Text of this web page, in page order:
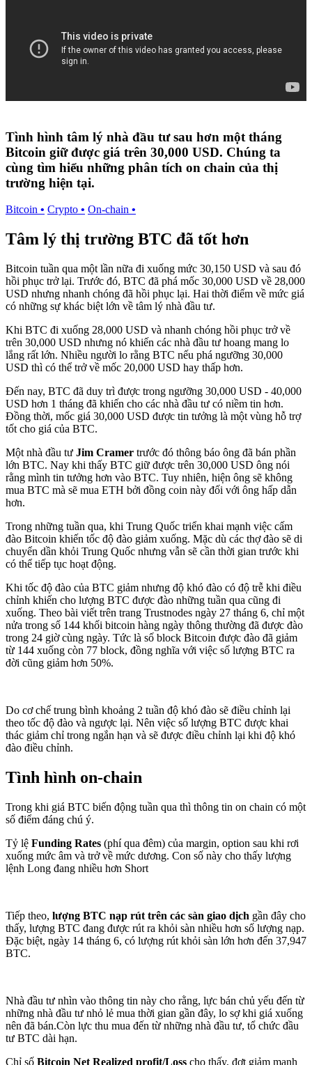
Tình hình tâm lý nhà đầu tư sau hơn một tháng
Bitcoin giữ được giá trên 30,000 USD. Chúng ta
cùng tìm hiểu những phân tích on chain của thị
trường hiện tại.
Bitcoin • Crypto • On-chain •
Tâm lý thị trường BTC đã tốt hơn
Bitcoin tuần qua một lần nữa đi xuống mức 30,150 USD và sau đó
hồi phục trở lại. Trước đó, BTC đã phá mốc 30,000 USD về 28,000
USD nhưng nhanh chóng đã hồi phục lại. Hai thời điểm về mức giá
có những sự khác biệt lớn về tâm lý nhà đầu tư.
Khi BTC đi xuống 28,000 USD và nhanh chóng hồi phục trở về
trên 30,000 USD nhưng nó khiến các nhà đầu tư hoang mang lo
lắng rất lớn. Nhiều người lo rằng BTC nếu phá ngưỡng 30,000
USD thì có thể trở về mốc 20,000 USD hay thấp hơn.
Đến nay, BTC đã duy trì được trong ngưỡng 30,000 USD - 40,000
USD hơn 1 tháng đã khiến cho các nhà đầu tư có niềm tin hơn.
Đồng thời, mốc giá 30,000 USD được tin tưởng là một vùng hỗ trợ
tốt cho giá của BTC.
Một nhà đầu tư Jim Cramer trước đó thông báo ông đã bán phần
lớn BTC. Nay khi thấy BTC giữ được trên 30,000 USD ông nói
rằng mình tin tưởng hơn vào BTC. Tuy nhiên, hiện ông sẽ không
mua BTC mà sẽ mua ETH bởi đồng coin này đối với ông hấp dẫn
hơn.
Trong những tuần qua, khi Trung Quốc triển khai mạnh việc cấm
đào Bitcoin khiến tốc độ đào giảm xuống. Mặc dù các thợ đào sẽ di
chuyển dần khỏi Trung Quốc nhưng vẫn sẽ cần thời gian trước khi
có thể tiếp tục hoạt động.
Khi tốc độ đào của BTC giảm nhưng độ khó đào có độ trễ khi điều
chỉnh khiến cho lượng BTC được đào những tuần qua cũng đi
xuống. Theo bài viết trên trang Trustnodes ngày 27 tháng 6, chỉ một
nửa trong số 144 khối bitcoin hàng ngày thông thường đã được đào
trong 24 giờ cùng ngày. Tức là số block Bitcoin được đào đã giảm
từ 144 xuống còn 77 block, đồng nghĩa với việc số lượng BTC ra
đời cũng giảm hơn 50%.
Do cơ chế trung bình khoảng 2 tuần độ khó đào sẽ điều chỉnh lại
theo tốc độ đào và ngược lại. Nên việc số lượng BTC được khai
thác giảm chỉ trong ngắn hạn và sẽ được điều chỉnh lại khi độ khó
đào điều chỉnh.
Tình hình on-chain
Trong khi giá BTC biến động tuần qua thì thông tin on chain có một
số điểm đáng chú ý.
Tỷ lệ Funding Rates (phí qua đêm) của margin, option sau khi rơi
xuống mức âm và trở về mức dương. Con số này cho thấy lượng
lệnh Long đang nhiều hơn Short
Tiếp theo, lượng BTC nạp rút trên các sàn giao dịch gần đây cho
thấy, lượng BTC đang được rút ra khỏi sàn nhiều hơn số lượng nạp.
Đặc biệt, ngày 14 tháng 6, có lượng rút khỏi sàn lớn hơn đến 37,947
BTC.
Nhà đầu tư nhìn vào thông tin này cho rằng, lực bán chủ yếu đến từ
những nhà đầu tư nhỏ lẻ mua thời gian gần đây, lo sợ khi giá xuống
nên đã bán.Còn lực thu mua đến từ những nhà đầu tư, tổ chức đầu
tư BTC dài hạn.
Chỉ số Bitcoin Net Realized profit/Loss cho thấy, đợt giảm mạnh